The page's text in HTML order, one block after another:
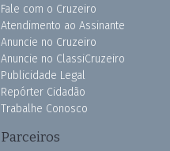
Fale com o Cruzeiro
Atendimento ao Assinante
Anuncie no Cruzeiro
Anuncie no ClassiCruzeiro
Publicidade Legal
Repórter Cidadão
Trabalhe Conosco
Parceiros